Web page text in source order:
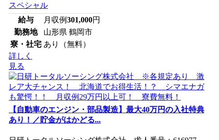
スペシャル
給与
月収例301,000円
勤務地
山形県 鶴岡市
寮・社宅 あり（無料）
詳しく
見る
【自動車のエンジン・部品製造】最大40万円の入社特典
あり！／貯金がはかどる...